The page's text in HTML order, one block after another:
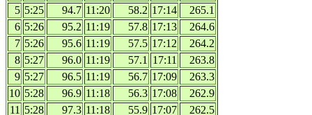
5 5:25 94.7 11:20 58.2 17:14
265.1
6 5:26 95.2 11:19 57.8 17:13
264.6
7 5:26 95.6 11:19 57.5 17:12
264.2
8 5:27 96.0 11:19 57.1 17:11
263.8
9 5:27 96.5 11:19 56.7 17:09
263.3
10 5:28 96.9 11:18 56.3 17:08
262.9
11 5:28 97.3 11:18 55.9 17:07
262.5